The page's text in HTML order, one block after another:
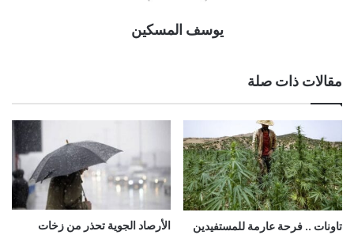
يوسف المسكين
مقالات ذات صلة
تاونات .. فرحة عارمة للمستفيدين
الأرصاد الجوية تحذر من زخات